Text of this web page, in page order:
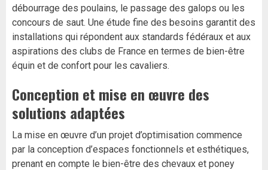
débourrage des poulains, le passage des galops ou les
concours de saut. Une étude fine des besoins garantit des
installations qui répondent aux standards fédéraux et aux
aspirations des clubs de France en termes de bien-être
équin et de confort pour les cavaliers.
Conception et mise en œuvre des
solutions adaptées
La mise en œuvre d’un projet d’optimisation commence
par la conception d’espaces fonctionnels et esthétiques,
prenant en compte le bien-être des chevaux et poney